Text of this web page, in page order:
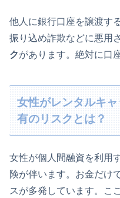
他人に銀行口座を譲渡す
振り込め詐欺などに悪用さ
クがあります。絶対に口
女性がレンタルキ
有のリスクとは？
女性が個人間融資を利用
険が伴います。お金だけ
スが多発しています。こ